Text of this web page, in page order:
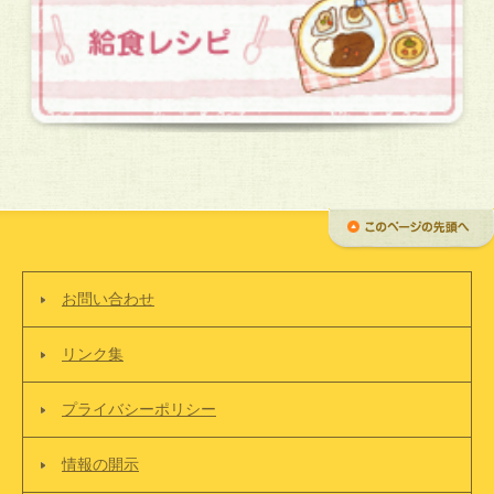
お問い合わせ
リンク集
プライバシーポリシー
情報の開示